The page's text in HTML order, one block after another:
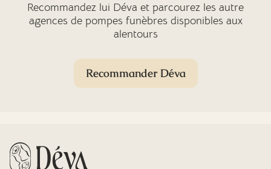
Recommandez lui Déva et parcourez les autre
agences de pompes funèbres disponibles aux
alentours
Recommander Déva